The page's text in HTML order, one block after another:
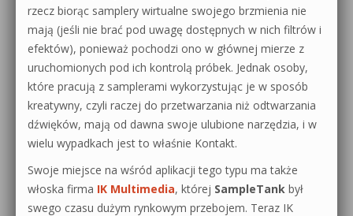
rzecz biorąc samplery wirtualne swojego brzmienia nie
mają (jeśli nie brać pod uwagę dostępnych w nich filtrów i
efektów), ponieważ pochodzi ono w głównej mierze z
uruchomionych pod ich kontrolą próbek. Jednak osoby,
które pracują z samplerami wykorzystując je w sposób
kreatywny, czyli raczej do przetwarzania niż odtwarzania
dźwięków, mają od dawna swoje ulubione narzędzia, i w
wielu wypadkach jest to właśnie Kontakt.
Swoje miejsce na wśród aplikacji tego typu ma także
włoska firma IK Multimedia, której SampleTank był
swego czasu dużym rynkowym przebojem. Teraz IK